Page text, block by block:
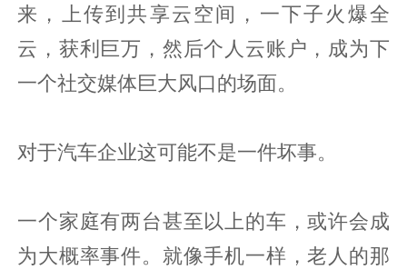
来，上传到共享云空间，一下子火爆全
云，获利巨万，然后个人云账户，成为下
一个社交媒体巨大风口的场面。
对于汽车企业这可能不是一件坏事。
一个家庭有两台甚至以上的车，或许会成
为大概率事件。就像手机一样，老人的那